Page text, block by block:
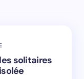
solitaires